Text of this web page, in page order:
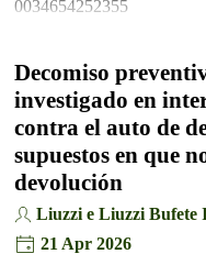
0034654252355
Decomiso
investigado en
contra el auto de
supuestos en que
devolución
Liuzzi e Liuzzi Bufete
21 Apr 2026